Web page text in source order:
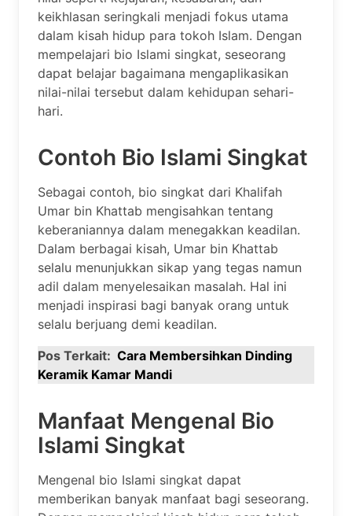
keikhlasan seringkali menjadi fokus utama
dalam kisah hidup para tokoh Islam. Dengan
mempelajari bio Islami singkat, seseorang
dapat belajar bagaimana mengaplikasikan
nilai-nilai tersebut dalam kehidupan sehari-
hari.
Contoh Bio Islami Singkat
Sebagai contoh, bio singkat dari Khalifah
Umar bin Khattab mengisahkan tentang
keberaniannya dalam menegakkan keadilan.
Dalam berbagai kisah, Umar bin Khattab
selalu menunjukkan sikap yang tegas namun
adil dalam menyelesaikan masalah. Hal ini
menjadi inspirasi bagi banyak orang untuk
selalu berjuang demi keadilan.
Pos Terkait: Cara Membersihkan Dinding
Keramik Kamar Mandi
Manfaat Mengenal Bio
Islami Singkat
Mengenal bio Islami singkat dapat
memberikan banyak manfaat bagi seseorang.